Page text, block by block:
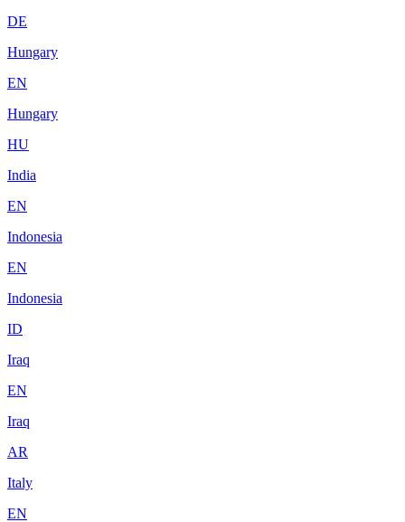
DE
Hungary
EN
Hungary
HU
India
EN
Indonesia
EN
Indonesia
ID
Iraq
EN
Iraq
AR
Italy
EN